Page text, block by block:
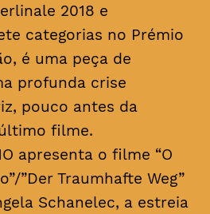
2018 e
categorias no Prémio
é uma peça de
profunda crise
pouco antes da
filme.
apresenta o filme “O
”Der Traumhafte Weg”
Schanelec, a estreia